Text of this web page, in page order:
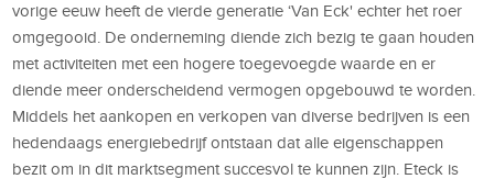
vorige eeuw heeft de vierde generatie ‘Van Eck' echter het roer
omgegooid. De onderneming diende zich bezig te gaan houden
met activiteiten met een hogere toegevoegde waarde en er
diende meer onderscheidend vermogen opgebouwd te worden.
Middels het aankopen en verkopen van diverse bedrijven is een
hedendaags energiebedrijf ontstaan dat alle eigenschappen
bezit om in dit marktsegment succesvol te kunnen zijn. Eteck is